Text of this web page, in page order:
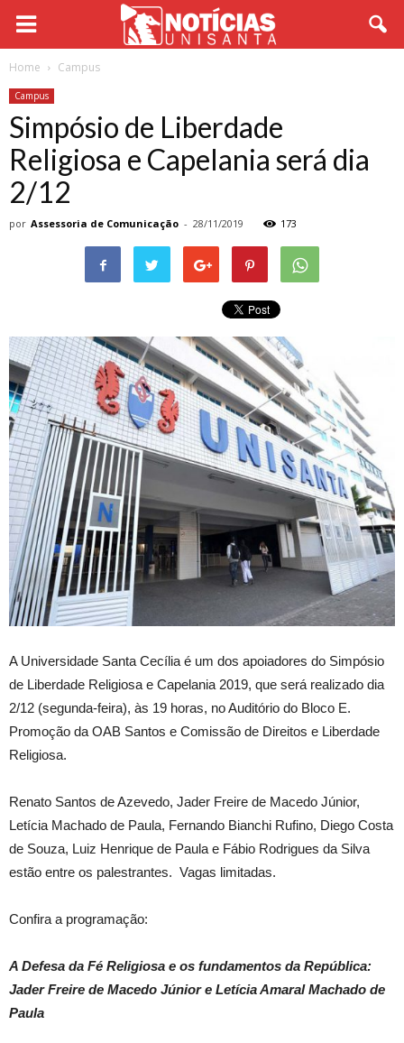
Home Campus
Campus
Simpósio de Liberdade
Religiosa e Capelania será dia
2/12
por Assessoria de Comunicação - 28/11/2019 173
A Universidade Santa Cecília é um dos apoiadores do Simpósio
de Liberdade Religiosa e Capelania 2019, que será realizado dia
2/12 (segunda-feira), às 19 horas, no Auditório do Bloco E.
Promoção da OAB Santos e Comissão de Direitos e Liberdade
Religiosa.
Renato Santos de Azevedo, Jader Freire de Macedo Júnior,
Letícia Machado de Paula, Fernando Bianchi Rufino, Diego Costa
de Souza, Luiz Henrique de Paula e Fábio Rodrigues da Silva
estão entre os palestrantes. Vagas limitadas.
Confira a programação:
A Defesa da Fé Religiosa e os fundamentos da República:
Jader Freire de Macedo Júnior e Letícia Amaral Machado de
Paula